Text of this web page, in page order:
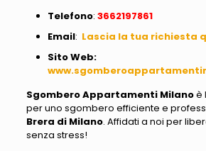
Telefono: 3662197861
Email: Lascia la tua richiesta
Sito Web:
Sgombero Appartamenti Milanoè
per uno sgombero efficiente e
Brera di Milano. Affidati a noi per
senza stress!